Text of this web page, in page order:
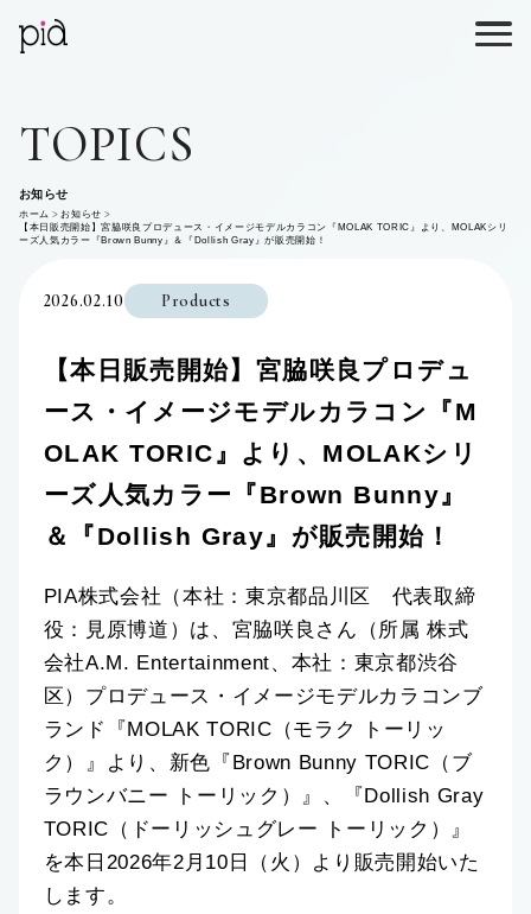
TOPICS
お知らせ
ホーム
お知らせ
【本日販売開始】宮脇咲良プロデュース・イメージモデルカラコン『MOLAK TORIC』より、MOLAKシリ
ーズ人気カラー『Brown Bunny』＆『Dollish Gray』が販売開始！
2026.02.10 Products
【本日販売開始】宮脇咲良プロデュ
ース・イメージモデルカラコン『M
OLAK TORIC』より、MOLAKシリ
ーズ人気カラー『Brown Bunny』
＆『Dollish Gray』が販売開始！
PIA株式会社（本社：東京都品川区 代表取締
役：見原博道）は、宮脇咲良さん（所属 株式
会社A.M. Entertainment、本社：東京都渋谷
区）プロデュース・イメージモデルカラコンブ
ランド『MOLAK TORIC（モラク トーリッ
ク）』より、新色『Brown Bunny TORIC（ブ
ラウンバニー トーリック）』、『Dollish Gray
TORIC（ドーリッシュグレー トーリック）』
を本日2026年2月10日（火）より販売開始いた
します。